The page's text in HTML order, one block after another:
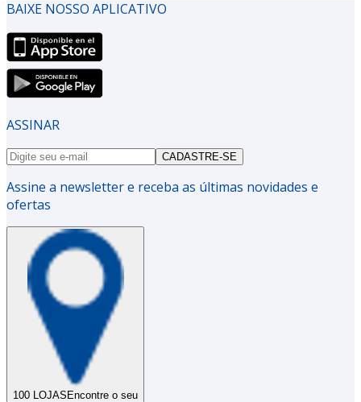
BAIXE NOSSO APLICATIVO
ASSINAR
CADASTRE-SE
Assine a newsletter e receba as últimas novidades e
ofertas
100 LOJAS Encontre o seu